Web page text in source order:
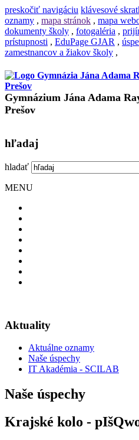
preskočiť navigáciu klávesové
oznamy , mapa stránok , mapa
dokumenty školy , fotogaléria ,
prístupnosti , EduPage GJAR ,
zamestnancov a žiakov školy ,
Gymnázium Jána Adama
Prešov
hľadaj
hladať
MENU
Aktuality
Aktuálne oznamy
Naše úspechy
IT Akadémia - SCILAB
Naše úspechy
Krajské kolo -